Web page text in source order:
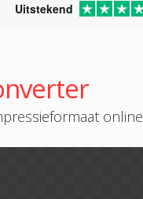
Uitstekend
online